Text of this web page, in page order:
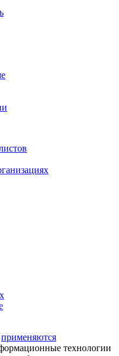
применяются
технологии